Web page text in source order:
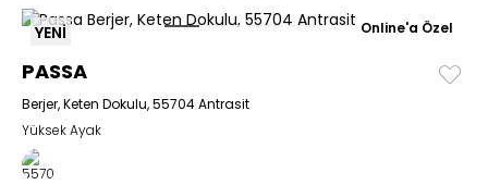
YENİ Online'a Özel
PASSA
Berjer, Keten Dokulu, 55704 Antrasit
Yüksek Ayak